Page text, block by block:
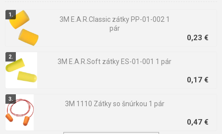
3M E.A.R.Classic zátky PP-01-002 1
pár
0,23 €
3M E.A.R.Soft zátky ES-01-001 1 pár
0,17 €
3M 1110 Zátky so šnúrkou 1 pár
0,47 €